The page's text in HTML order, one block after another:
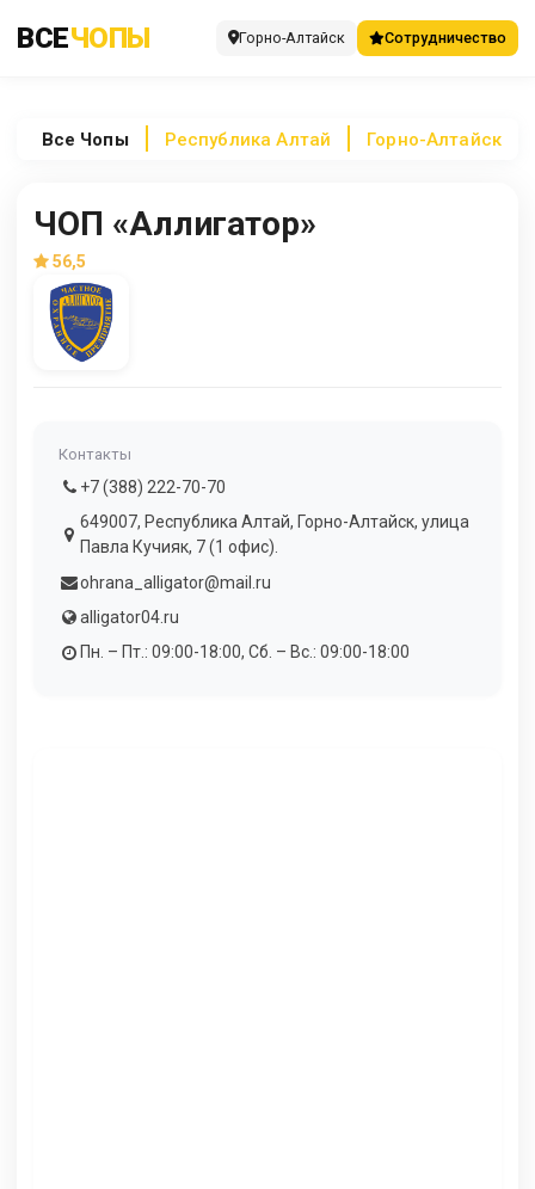
ВСЕЧОПЫ Горно-Алтайск Сотрудничество
Все Чопы Республика Алтай Горно-Алтайск
ЧОП «Аллигатор»
56,5
Контакты
+7 (388) 222-70-70
649007, Республика Алтай, Горно-Алтайск, улица
Павла Кучияк, 7 (1 офис).
ohrana_alligator@mail.ru
alligator04.ru
Пн. – Пт.: 09:00-18:00, Сб. – Вс.: 09:00-18:00